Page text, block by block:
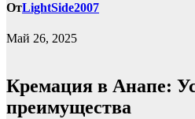
ОтLightSide2007
Май 26, 2025
Кремация в Анапе:
преимущества